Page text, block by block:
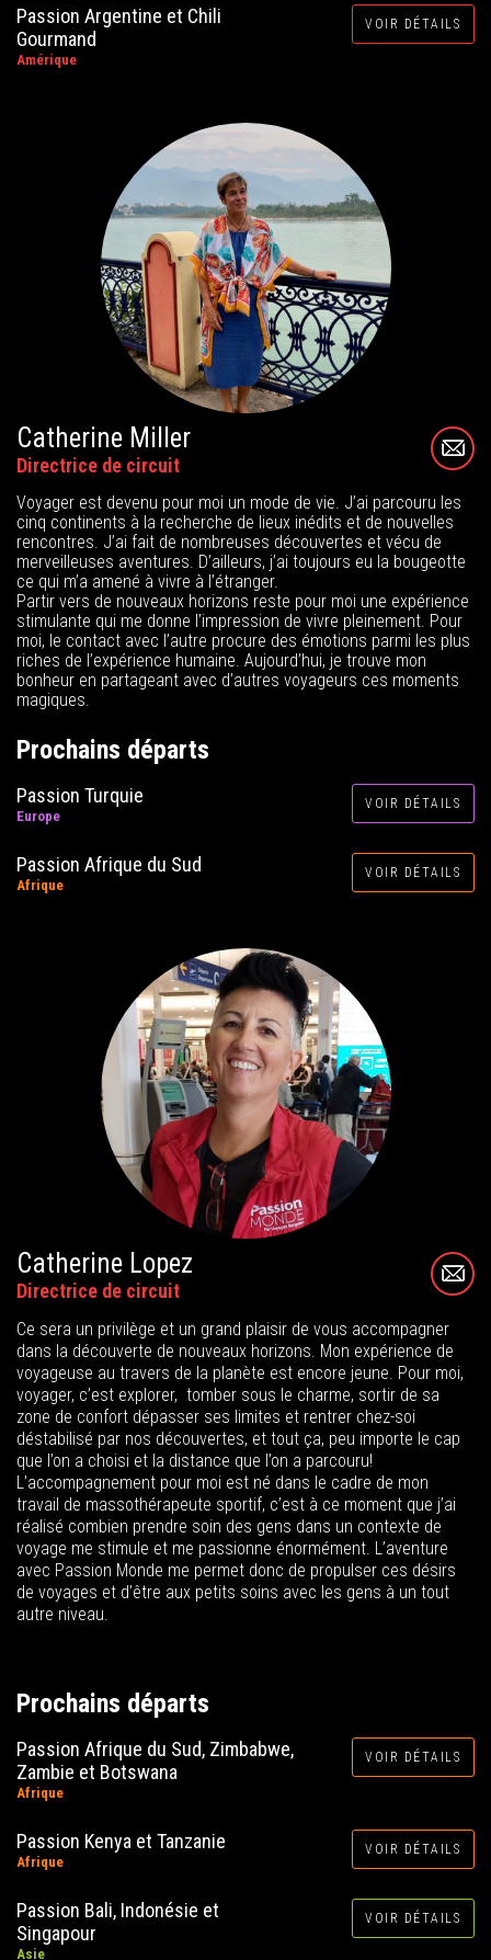
Passion Argentine et Chili
Gourmand
Amérique
VOIR DÉTAILS
Catherine Miller
Directrice de circuit
Voyager est devenu pour moi un mode de vie. J’ai parcouru les
cinq continents à la recherche de lieux inédits et de nouvelles
rencontres. J’ai fait de nombreuses découvertes et vécu de
merveilleuses aventures. D’ailleurs, j’ai toujours eu la bougeotte
ce qui m’a amené à vivre à l’étranger.
Partir vers de nouveaux horizons reste pour moi une expérience
stimulante qui me donne l’impression de vivre pleinement. Pour
moi, le contact avec l’autre procure des émotions parmi les plus
riches de l’expérience humaine. Aujourd’hui, je trouve mon
bonheur en partageant avec d’autres voyageurs ces moments
magiques.
Prochains départs
Passion Turquie
Europe
VOIR DÉTAILS
Passion Afrique du Sud
Afrique
VOIR DÉTAILS
Catherine Lopez
Directrice de circuit
Ce sera un privilège et un grand plaisir de vous accompagner
dans la découverte de nouveaux horizons. Mon expérience de
voyageuse au travers de la planète est encore jeune. Pour moi,
voyager, c’est explorer, tomber sous le charme, sortir de sa
zone de confort dépasser ses limites et rentrer chez-soi
déstabilisé par nos découvertes, et tout ça, peu importe le cap
que l’on a choisi et la distance que l’on a parcouru!
L’accompagnement pour moi est né dans le cadre de mon
travail de massothérapeute sportif, c’est à ce moment que j’ai
réalisé combien prendre soin des gens dans un contexte de
voyage me stimule et me passionne énormément. L’aventure
avec Passion Monde me permet donc de propulser ces désirs
de voyages et d’être aux petits soins avec les gens à un tout
autre niveau.
Prochains départs
Passion Afrique du Sud, Zimbabwe,
Zambie et Botswana
Afrique
VOIR DÉTAILS
Passion Kenya et Tanzanie
Afrique
VOIR DÉTAILS
Passion Bali, Indonésie et
Singapour
Asie
VOIR DÉTAILS